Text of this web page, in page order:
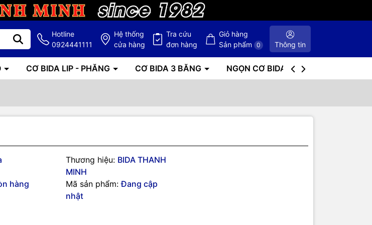
Hotline
0924441111
Hệ thống
cửa hàng
Tra cứu
đơn hàng
Giỏ hàng
Sản phẩm
0 Thông tin
CƠ BIDA LIP - PHĂNG CƠ BIDA 3 BĂNG NGỌN CƠ BIDA
Thương hiệu: BIDA THANH
MINH
hàng Mã sản phẩm: Đang cập
nhật
quốc gia có trình độ bida 3 băng được xếp hàng cao trên thế giới. Mẫu bàn bida